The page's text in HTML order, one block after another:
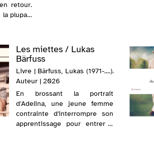
retour.
la plupart
Les miettes / Lukas
Bärfuss
Livre | Bärfuss, Lukas (1971-....).
Auteur | 2026
En brossant la portrait
d'Adelina, une jeune femme
contrainte d'interrompre son
apprentissage pour entrer à